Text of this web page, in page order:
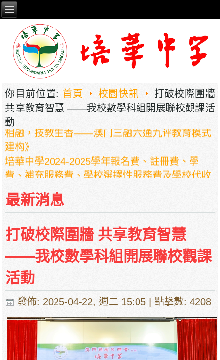
你目前位置: 首頁 校園快訊
打破校際圍牆
共享教育智慧 ——我校數學科組開展聯校觀課活
動
2026年职业教育国家教学成果奖申报——《普职
相融，技教生香——澳门三融六通九评教育模式
建构》
培華中學2024-2025學年報名費、註冊費、學
費、補充服務費、學校選擇性服務費及學校代收
項目
培華中學收費項目一覽表
停課通知
最新消息
打破校際圍牆 共享教育智慧
——我校數學科組開展聯校觀課
活動
發佈: 2025-04-22, 週二 15:05 | 點擊數: 4208